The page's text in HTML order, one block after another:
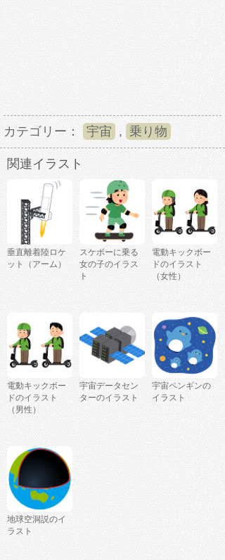
カテゴリー： 宇宙 , 乗り物
関連イラスト
垂直離着陸ロケ
ット（アーム）
スケボーに乗る
女の子のイラス
ト
電動キックボー
ドのイラスト
（女性）
電動キックボー
ドのイラスト
（男性）
宇宙データセン
ターのイラスト
宇宙ペンギンの
イラスト
地球空洞説のイ
ラスト